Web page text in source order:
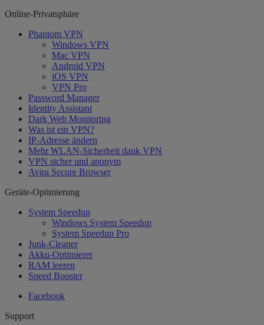
Online-Privatsphäre
Phantom VPN
Windows VPN
Mac VPN
Android VPN
iOS VPN
VPN Pro
Password Manager
Identity Assistant
Dark Web Monitoring
Was ist ein VPN?
IP-Adresse ändern
Mehr WLAN-Sicherheit dank VPN
VPN sicher und anonym
Avira Secure Browser
Geräte-Optimierung
System Speedup
Windows System Speedup
System Speedup Pro
Junk-Cleaner
Akku-Optimierer
RAM leeren
Speed Booster
Facebook
Support